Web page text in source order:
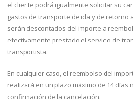
el cliente podrá igualmente solicitar su
gastos de transporte de ida y de retorno
serán descontados del importe a
efectivamente prestado el servicio de
transportista.
En cualquier caso, el reembolso del
realizará en un plazo máximo de 14 días
confirmación de la cancelación.